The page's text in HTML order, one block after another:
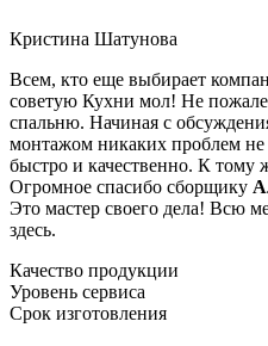
Кристина Шатунова
Всем, кто еще выбирает
советую Кухни мол! Не
спальню. Начиная с
монтажом никаких проблем
быстро и качественно. К тому
Огромное спасибо сборщику
Это мастер своего дела! Всю
здесь.
Качество продукции
Уровень сервиса
Срок изготовления